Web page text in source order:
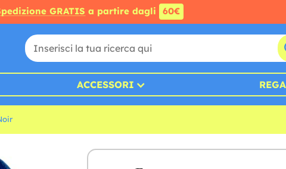
GRATIS a partire dagli 60€
ACCESSORI